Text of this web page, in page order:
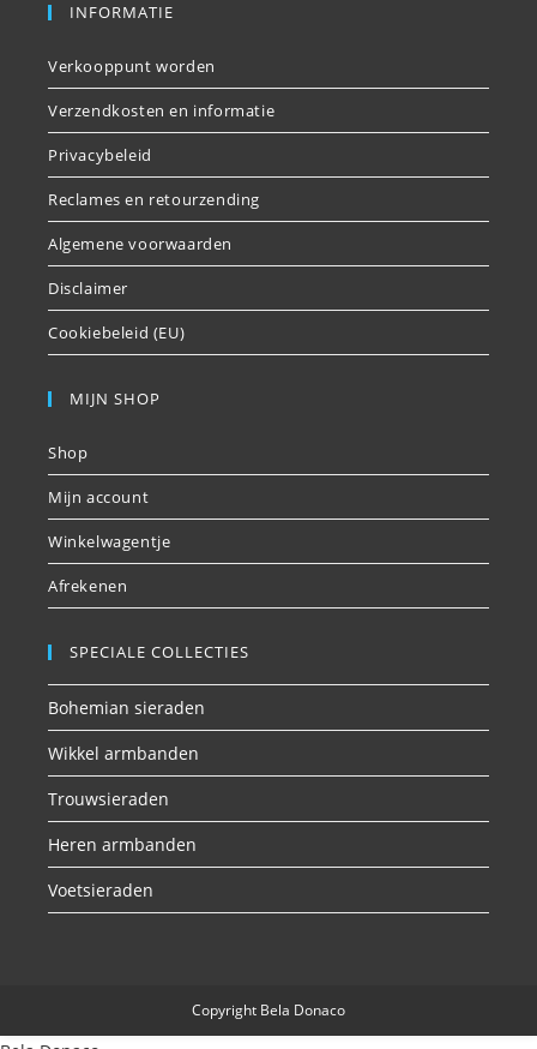
INFORMATIE
Verkooppunt worden
Verzendkosten en informatie
Privacybeleid
Reclames en retourzending
Algemene voorwaarden
Disclaimer
Cookiebeleid (EU)
MIJN SHOP
Shop
Mijn account
Winkelwagentje
Afrekenen
SPECIALE COLLECTIES
Bohemian sieraden
Wikkel armbanden
Trouwsieraden
Heren armbanden
Voetsieraden
Copyright Bela Donaco